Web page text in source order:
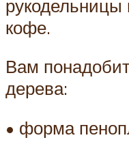
кофе.
Вам
дерева:
• форма